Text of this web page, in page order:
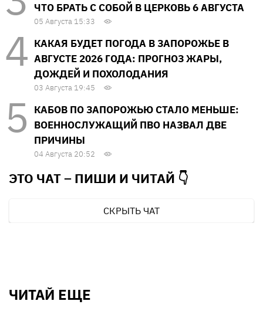
ЧТО БРАТЬ С СОБОЙ В ЦЕРКОВЬ 6 АВГУСТА
05 Августа 15:33
КАКАЯ БУДЕТ ПОГОДА В ЗАПОРОЖЬЕ В
АВГУСТЕ 2026 ГОДА: ПРОГНОЗ ЖАРЫ,
ДОЖДЕЙ И ПОХОЛОДАНИЯ
03 Августа 19:45
КАБОВ ПО ЗАПОРОЖЬЮ СТАЛО МЕНЬШЕ:
ВОЕННОСЛУЖАЩИЙ ПВО НАЗВАЛ ДВЕ
ПРИЧИНЫ
04 Августа 20:52
ЭТО ЧАТ – ПИШИ И ЧИТАЙ 👇
СКРЫТЬ ЧАТ
ЧИТАЙ ЕЩЕ